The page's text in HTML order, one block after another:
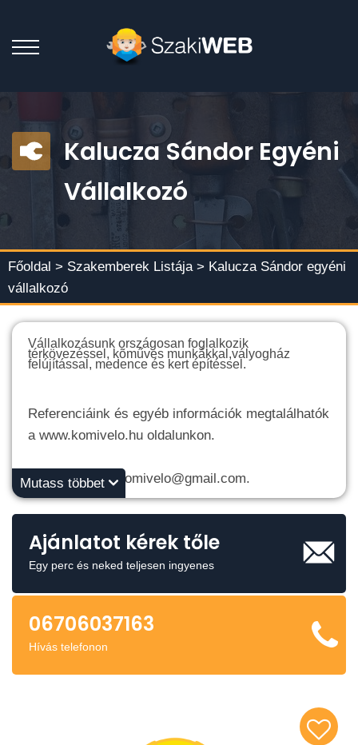
Kalucza Sándor Egyéni
Vállalkozó
Főoldal > Szakemberek Listája > Kalucza Sándor egyéni
vállalkozó
Vállalkozásunk országosan foglalkozik
térkövezéssel, kõműves munkákkal,vályogház
felújítással, medence és kert építéssel.
Referenciáink és egyéb információk megtalálhatók
a www.komivelo.hu oldalunkon.
Email címünk: komivelo@gmail.com.
Kapcsolattartó: Csikós Tímea, Kőműves
Mutass többet
Ajánlatot kérek tőle
Egy perc és neked teljesen ingyenes
06706037163
Hívás telefonon